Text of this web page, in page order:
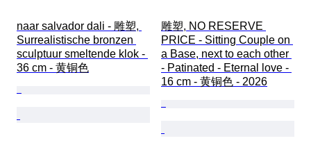
naar salvador dali - 雕塑,
Surrealistische bronzen
sculptuur smeltende klok -
36 cm - 黄铜色
雕塑, NO RESERVE
PRICE - Sitting Couple on
a Base, next to each other
- Patinated - Eternal love -
16 cm - 黄铜色 - 2026